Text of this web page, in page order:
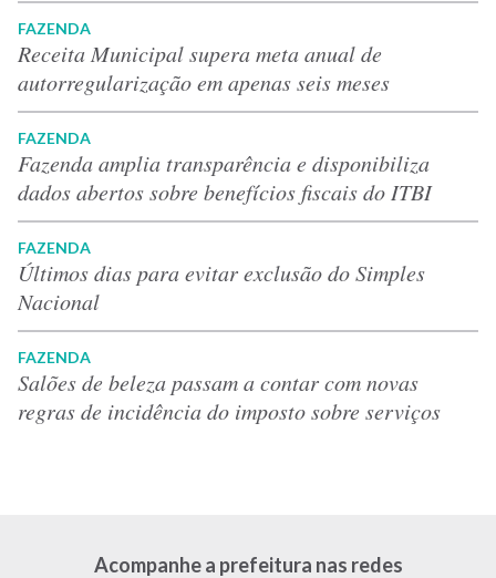
FAZENDA
Receita Municipal supera meta anual de
autorregularização em apenas seis meses
FAZENDA
Fazenda amplia transparência e disponibiliza
dados abertos sobre benefícios fiscais do ITBI
FAZENDA
Últimos dias para evitar exclusão do Simples
Nacional
FAZENDA
Salões de beleza passam a contar com novas
regras de incidência do imposto sobre serviços
Acompanhe a prefeitura nas redes